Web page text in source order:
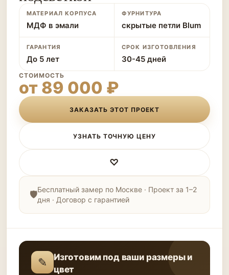
МАТЕРИАЛ КОРПУСА
МДФ в эмали
ФУРНИТУРА
скрытые петли Blum
ГАРАНТИЯ
До 5 лет
СРОК ИЗГОТОВЛЕНИЯ
30-45 дней
СТОИМОСТЬ
от 89 000 ₽
ЗАКАЗАТЬ ЭТОТ ПРОЕКТ
УЗНАТЬ ТОЧНУЮ ЦЕНУ
♡
Бесплатный замер по Москве · Проект за 1–2
дня · Договор с гарантией
✎
Изготовим под ваши размеры и
цвет